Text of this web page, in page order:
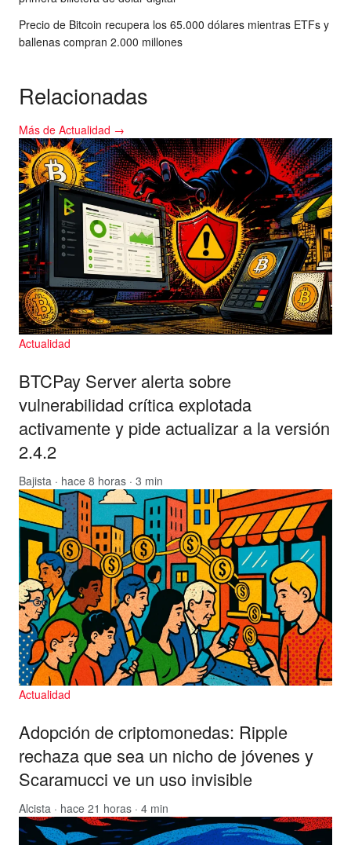
Precio de Bitcoin recupera los 65.000 dólares mientras ETFs y
ballenas compran 2.000 millones
Relacionadas
Más de Actualidad →
Actualidad
BTCPay Server alerta sobre
vulnerabilidad crítica explotada
activamente y pide actualizar a la versión
2.4.2
Bajista · hace 8 horas · 3 min
Actualidad
Adopción de criptomonedas: Ripple
rechaza que sea un nicho de jóvenes y
Scaramucci ve un uso invisible
Alcista · hace 21 horas · 4 min